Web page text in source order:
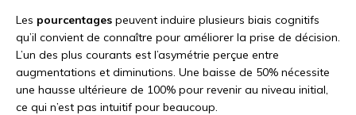
Les pourcentages peuvent induire plusieurs biais cognitifs
qu’il convient de connaître pour améliorer la prise de décision.
L’un des plus courants est l’asymétrie perçue entre
augmentations et diminutions. Une baisse de 50% nécessite
une hausse ultérieure de 100% pour revenir au niveau initial,
ce qui n’est pas intuitif pour beaucoup.